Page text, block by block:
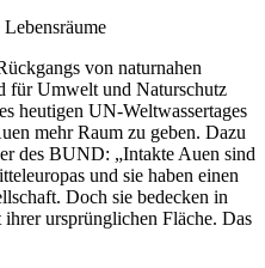
von naturnahen
für Umwelt und Naturschutz
heutigen UN-Weltwassertages
mehr Raum zu geben. Dazu
des BUND: „Intakte Auen sind
und sie haben einen
Doch sie bedecken in
ursprünglichen Fläche. Das